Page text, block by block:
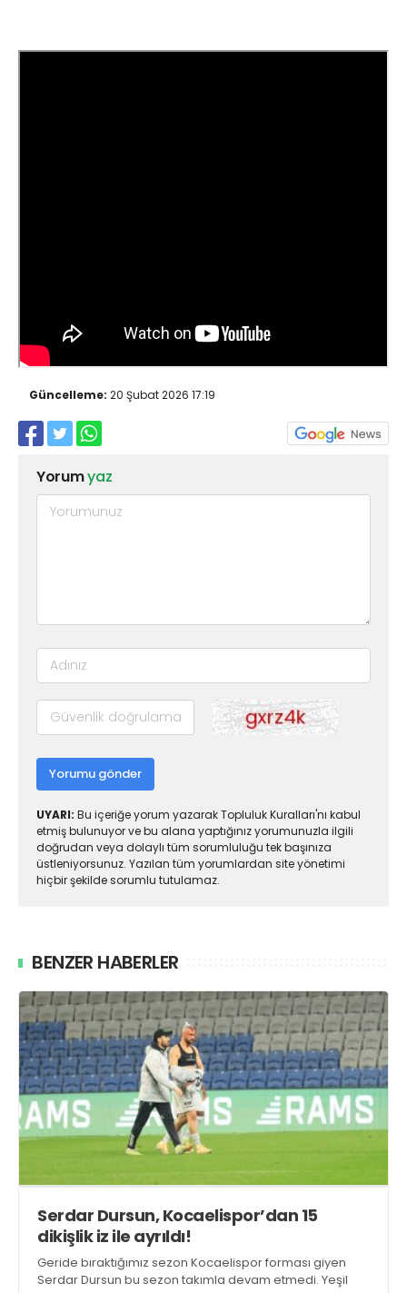
Güncelleme: 20 Şubat 2026 17:19
Yorumyaz
Yorumu gönder
UYARI: Bu içeriğe yorum yazarak Topluluk Kuralları'nı kabul
etmiş bulunuyor ve bu alana yaptığınız yorumunuzla ilgili
doğrudan veya dolaylı tüm sorumluluğu tek başınıza
üstleniyorsunuz. Yazılan tüm yorumlardan site yönetimi
hiçbir şekilde sorumlu tutulamaz.
BENZER HABERLER
Serdar Dursun, Kocaelispor’dan 15
dikişlik iz ile ayrıldı!
Geride bıraktığımız sezon Kocaelispor forması giyen
Serdar Dursun bu sezon takımla devam etmedi. Yeşil